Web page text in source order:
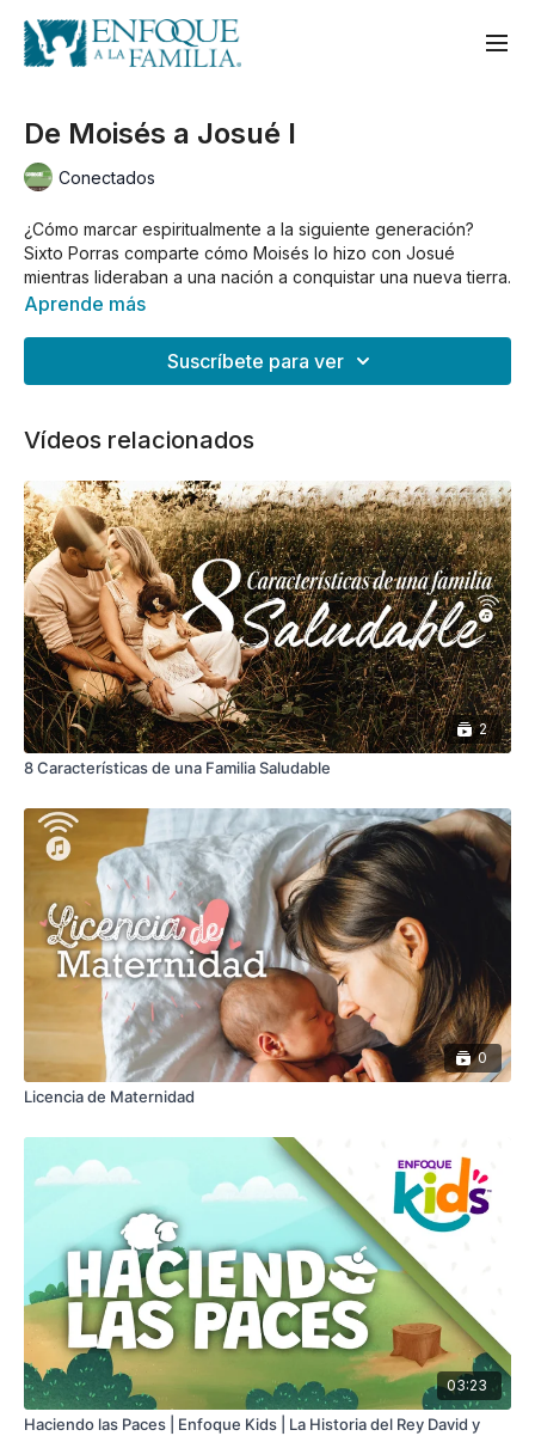
De Moisés a Josué I
Conectados
¿Cómo marcar espiritualmente a la siguiente generación?
Sixto Porras comparte cómo Moisés lo hizo con Josué
mientras lideraban a una nación a conquistar una nueva tierra.
Aprende más
Suscríbete para ver
Vídeos relacionados
2
8 Características de una Familia Saludable
0
Licencia de Maternidad
03:23
Haciendo las Paces | Enfoque Kids | La Historia del Rey David y